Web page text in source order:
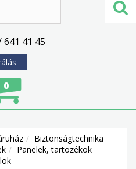
641 41 45
0
Biztonságtechnika
Panelek, tartozékok